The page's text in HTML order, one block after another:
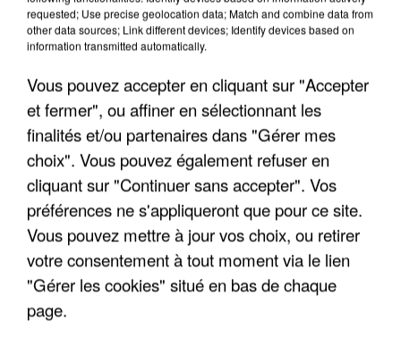
APRÈS TOUTES CES CANICULES, LES REFUGES
requested; Use precise geolocation data; Match and combine data from
other data sources; Link different devices; Identify devices based on
information transmitted automatically.
Vous pouvez accepter en cliquant sur "Accepter
et fermer", ou affiner en sélectionnant les
finalités et/ou partenaires dans "Gérer mes
choix". Vous pouvez également refuser en
cliquant sur "Continuer sans accepter". Vos
préférences ne s'appliqueront que pour ce site.
Vous pouvez mettre à jour vos choix, ou retirer
votre consentement à tout moment via le lien
"Gérer les cookies" situé en bas de chaque
page.